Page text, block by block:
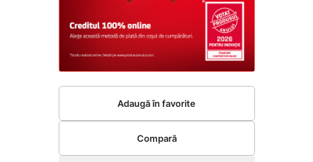
Adaugă în favorite
Compară